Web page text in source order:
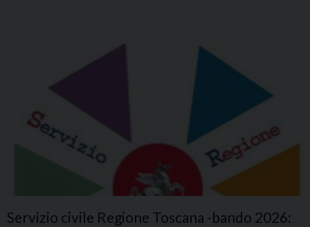
Servizio civile Regione Toscana -bando 2026: